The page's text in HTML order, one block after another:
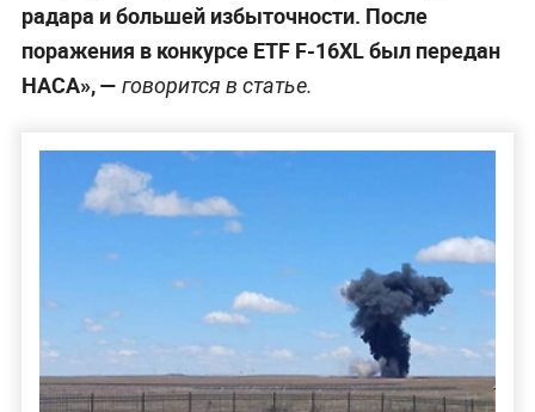
радара и большей избыточности. После
поражения в конкурсе ETF F-16XL был передан
НАСА», — говорится в статье.